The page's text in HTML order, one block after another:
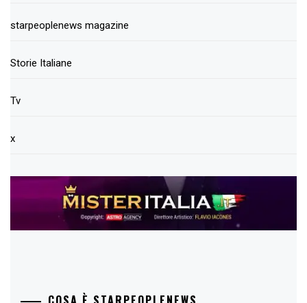
starpeoplenews magazine
Storie Italiane
Tv
x